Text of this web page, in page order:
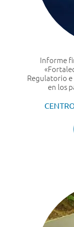
Informe
Regulatorio
en los